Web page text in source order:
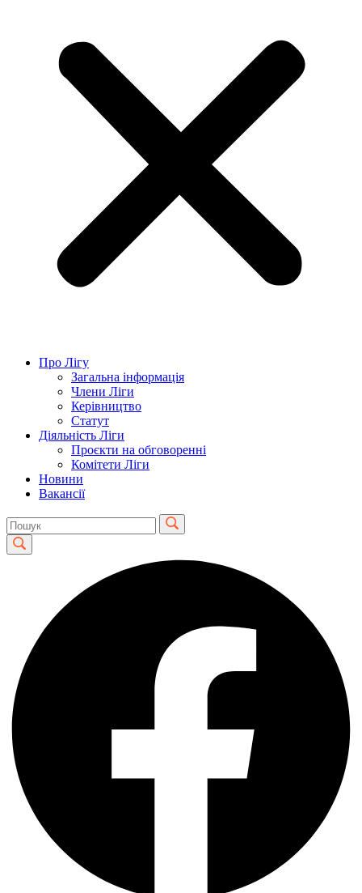
Про Лігу
Загальна інформація
Члени Ліги
Керівництво
Статут
Діяльність Ліги
Проєкти на обговоренні
Комітети Ліги
Новини
Вакансії